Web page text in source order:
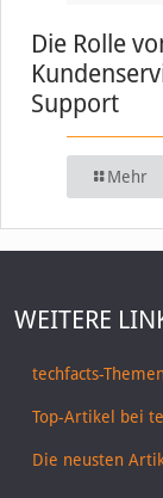
Die Rolle
Support
Mehr
WEITERE
techfacts-
Top-Artikel bei
Die neusten